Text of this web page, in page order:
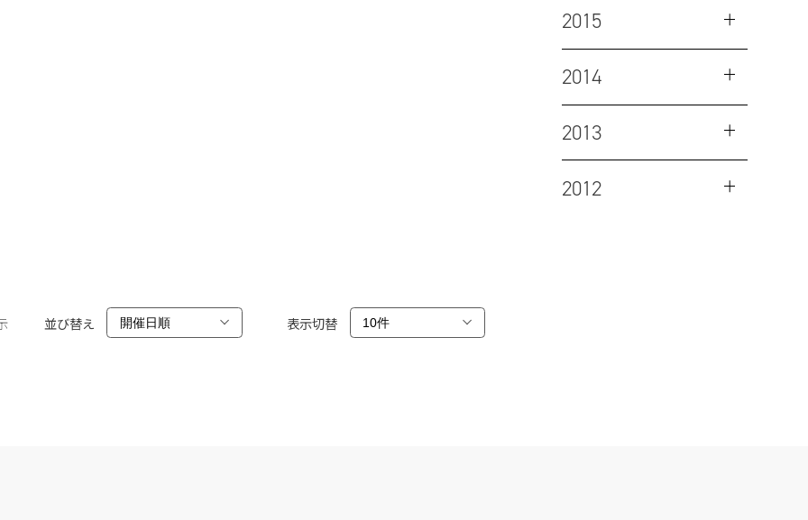
2015
2014
2013
2012
並び替え 表示切替